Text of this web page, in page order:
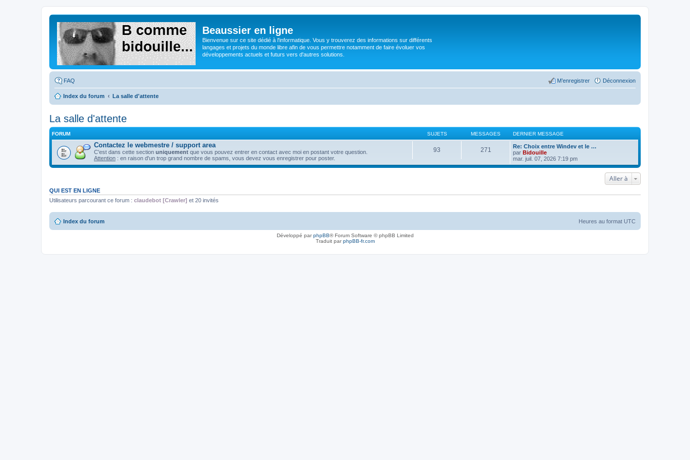
Beaussier en ligne
Bienvenue sur ce site dédié à l'informatique. Vous y trouverez des informations sur différents
langages et projets du monde libre afin de vous permettre notamment de faire évoluer vos
développements actuels et futurs vers d'autres solutions.
FAQ Déconnexion
M’enregistrer
Index du forum La salle d'attente
La salle d'attente
FORUM SUJETS MESSAGES DERNIER MESSAGE
Contactez le webmestre / support area
C'est dans cette section uniquement que vous pouvez entrer en contact avec moi en postant votre question.
Attention : en raison d'un trop grand nombre de spams, vous devez vous enregistrer pour poster.
93 271
Re: Choix entre Windev et le …
par Bidouille
mar. juil. 07, 2026 7:19 pm
Aller à
QUI EST EN LIGNE
Utilisateurs parcourant ce forum : claudebot [Crawler] et 20 invités
Index du forum Heures au format UTC
Développé parphpBB® Forum Software © phpBB Limited
Traduit parphpBB-fr.com